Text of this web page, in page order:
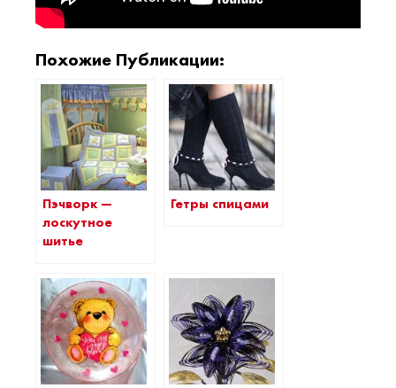
Похожие Публикации:
Пэчворк —
лоскутное
шитье
Гетры спицами